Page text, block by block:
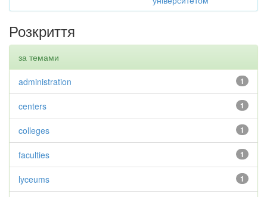
Розкриття
за темами
1
administration
1
centers
1
colleges
1
faculties
1
lyceums